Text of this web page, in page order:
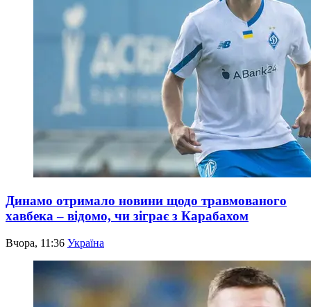
Динамо отримало новини щодо травмованого
хавбека – відомо, чи зіграє з Карабахом
Вчора, 11:36 Україна